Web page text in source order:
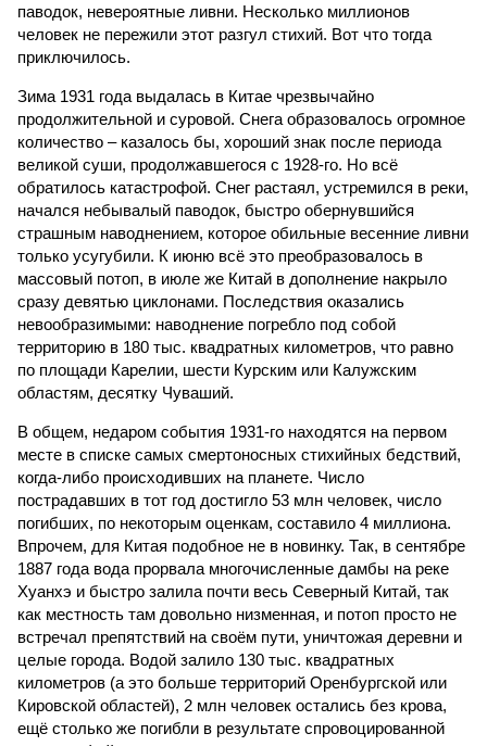
паводок, невероятные ливни. Несколько миллионов
человек не пережили этот разгул стихий. Вот что тогда
приключилось.
Зима 1931 года выдалась в Китае чрезвычайно
продолжительной и суровой. Снега образовалось огромное
количество – казалось бы, хороший знак после периода
великой суши, продолжавшегося с 1928-го. Но всё
обратилось катастрофой. Снег растаял, устремился в реки,
начался небывалый паводок, быстро обернувшийся
страшным наводнением, которое обильные весенние ливни
только усугубили. К июню всё это преобразовалось в
массовый потоп, в июле же Китай в дополнение накрыло
сразу девятью циклонами. Последствия оказались
невообразимыми: наводнение погребло под собой
территорию в 180 тыс. квадратных километров, что равно
по площади Карелии, шести Курским или Калужским
областям, десятку Чуваший.
В общем, недаром события 1931-го находятся на первом
месте в списке самых смертоносных стихийных бедствий,
когда-либо происходивших на планете. Число
пострадавших в тот год достигло 53 млн человек, число
погибших, по некоторым оценкам, составило 4 миллиона.
Впрочем, для Китая подобное не в новинку. Так, в сентябре
1887 года вода прорвала многочисленные дамбы на реке
Хуанхэ и быстро залила почти весь Северный Китай, так
как местность там довольно низменная, и потоп просто не
встречал препятствий на своём пути, уничтожая деревни и
целые города. Водой залило 130 тыс. квадратных
километров (а это больше территорий Оренбургской или
Кировской областей), 2 млн человек остались без крова,
ещё столько же погибли в результате спровоцированной